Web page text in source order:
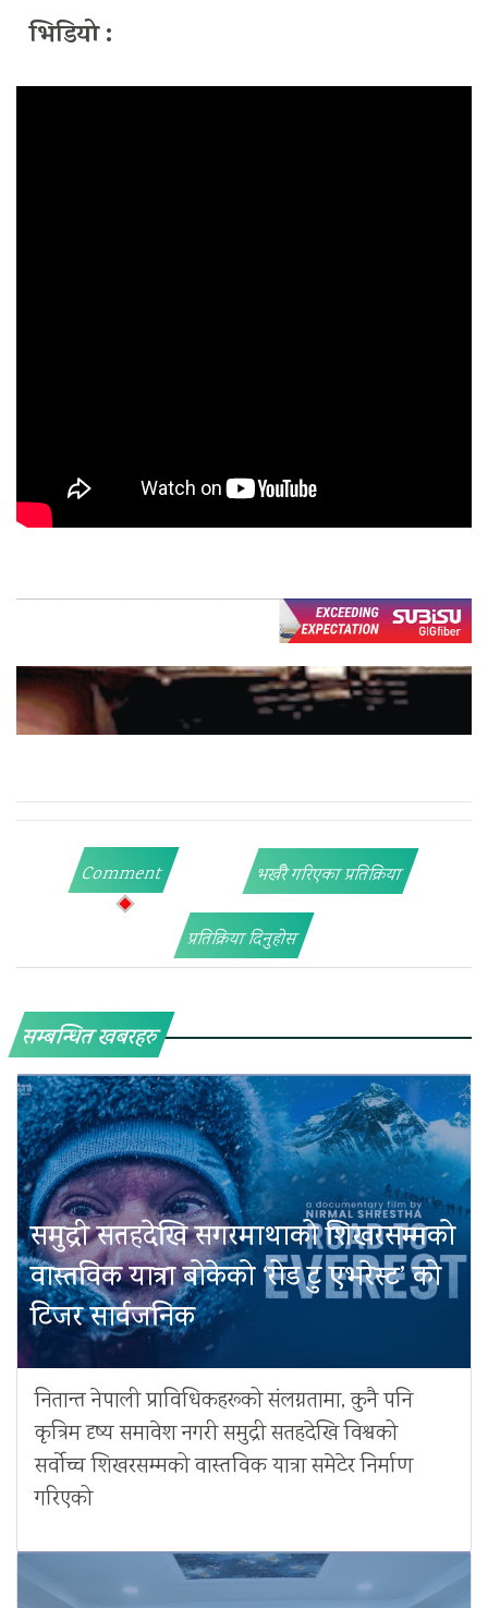
भिडियो :
Comment भर्खरै गरिएका प्रतिक्रिया
प्रतिक्रिया दिनुहोस
सम्बन्धित खबरहरु
समुद्री सतहदेखि सगरमाथाको शिखरसम्मको
वास्तविक यात्रा बोकेको ‘रोड टु एभरेस्ट’ को
टिजर सार्वजनिक
नितान्त नेपाली प्राविधिकहरूको संलग्नतामा, कुनै पनि
कृत्रिम दृष्य समावेश नगरी समुद्री सतहदेखि विश्वको
सर्वोच्च शिखरसम्मको वास्तविक यात्रा समेटेर निर्माण
गरिएको